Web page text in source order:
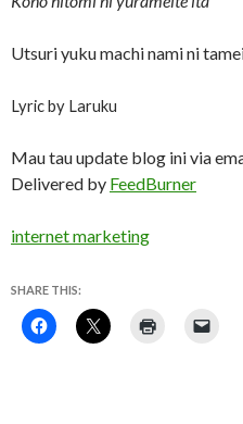
Utsuri yuku machi nami ni
Lyric by Laruku
Mau tau update blog ini via
Delivered by FeedBurner
internet marketing
SHARE THIS: